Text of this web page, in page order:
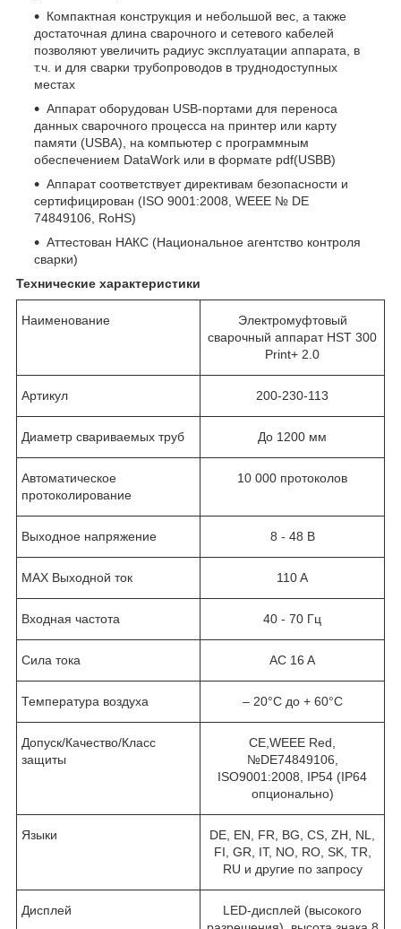
Компактная конструкция и небольшой вес, а также
достаточная длина сварочного и сетевого кабелей
позволяют увеличить радиус эксплуатации аппарата, в
т.ч. и для сварки трубопроводов в труднодоступных
местах
Аппарат оборудован USB-портами для переноса
данных сварочного процесса на принтер или карту
памяти (USBA), на компьютер с программным
обеспечением DataWork или в формате pdf(USBB)
Аппарат соответствует директивам безопасности и
сертифицирован (ISO 9001:2008, WEEE № DE
74849106, RoHS)
Аттестован НАКС (Национальное агентство контроля
сварки)
Технические характеристики
Наименование
Электромуфтовый
сварочный аппарат HST 300
Print+ 2.0
Артикул 200-230-113
Диаметр свариваемых труб До 1200 мм
Автоматическое
протоколирование
10 000 протоколов
Выходное напряжение 8 - 48 В
MAX Выходной ток 110 A
Входная частота 40 - 70 Гц
Сила тока AC 16 A
Температура воздуха – 20°C до + 60°C
Допуск/Качество/Класс
защиты
CE,WEEE Red,
№DE74849106,
ISO9001:2008, IP54 (IP64
опционально)
Языки
DE, EN, FR, BG, CS, ZH, NL,
FI, GR, IT, NO, RO, SK, TR,
RU и другие по запросу
Дисплей
LED-дисплей (высокого